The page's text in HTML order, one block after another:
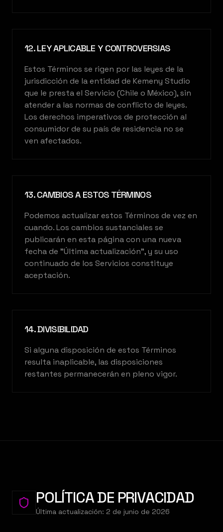
12. LEY APLICABLE Y CONTROVERSIAS
Estos Términos se rigen por las leyes de la
jurisdicción de la entidad de Kemeny Studio
que le presta el Servicio (Chile o México), sin
atender a las normas de conflicto de leyes.
Los derechos imperativos de protección al
consumidor de su país de residencia no se
ven afectados.
13. CAMBIOS A ESTOS TÉRMINOS
Podemos actualizar estos Términos de vez en
cuando. Los cambios sustanciales se
publicarán en esta página con una nueva
fecha de "Última actualización", y su uso
continuado de los Servicios constituye
aceptación.
14. DIVISIBILIDAD
Si alguna disposición de estos Términos
resulta inaplicable, las disposiciones
restantes permanecerán en pleno vigor.
POLÍTICA DE PRIVACIDAD
Última actualización: 2 de junio de 2026